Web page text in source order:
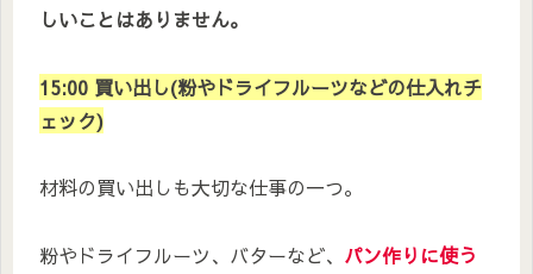
しいことはありません。
15:00 買い出し(粉やドライフルーツなどの仕入れチ
ェック)
材料の買い出しも大切な仕事の一つ。
粉やドライフルーツ、バターなど、 パン作りに使う